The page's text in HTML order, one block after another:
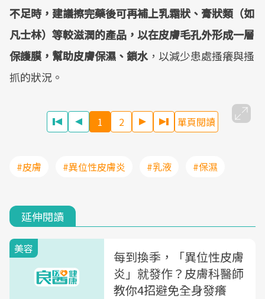
不足時，建議擦完藥後可再補上乳霜狀、膏狀類（如
凡士林）等較滋潤的產品，以在皮膚毛孔外形成一層
保護膜，幫助皮膚保濕、鎖水，以減少患處搔癢與搔
抓的狀況。
1 2 單頁閱讀
#皮膚 #異位性皮膚炎 #乳液 #保濕
延伸閱讀
美容
每到換季，「異位性皮膚
炎」就發作？皮膚科醫師
教你4招避免全身發癢